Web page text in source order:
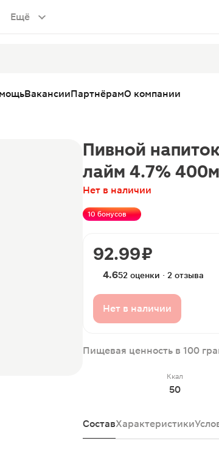
Ещё
ВакансииПартнёрамО компании
10 бонусов
Пивной
лайм 4.7%
Нет в наличии
92.99 ₽
4.652 оценки · 2 отзыва
Нет в наличии
Пищевая ценность в 100
Ккал
50
СоставХарактеристики